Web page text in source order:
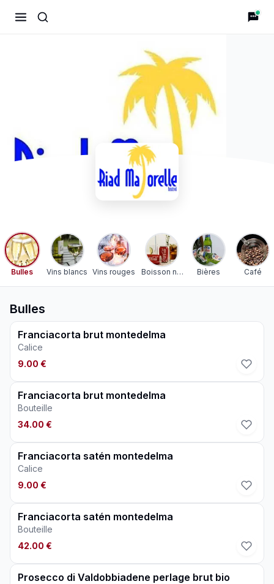
Bulles Vins blancs Vins rouges Boisson non-alcoolisée
Bières Café
Bulles
Franciacorta brut montedelma
Calice
9.00 €
Franciacorta brut montedelma
Bouteille
34.00 €
Franciacorta satén montedelma
Calice
9.00 €
Franciacorta satén montedelma
Bouteille
42.00 €
Prosecco di Valdobbiadene perlage brut bio